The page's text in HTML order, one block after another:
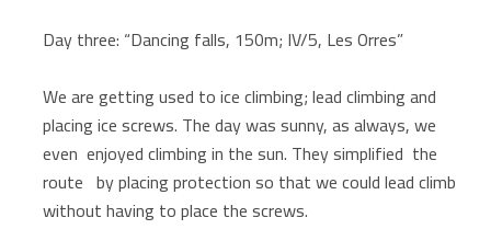
Day three: “Dancing falls, 150m; IV/5, Les Orres”
We are getting used to ice climbing; lead climbing and
placing ice screws. The day was sunny, as always, we
even enjoyed climbing in the sun. They simplified the
route by placing protection so that we could lead climb
without having to place the screws.